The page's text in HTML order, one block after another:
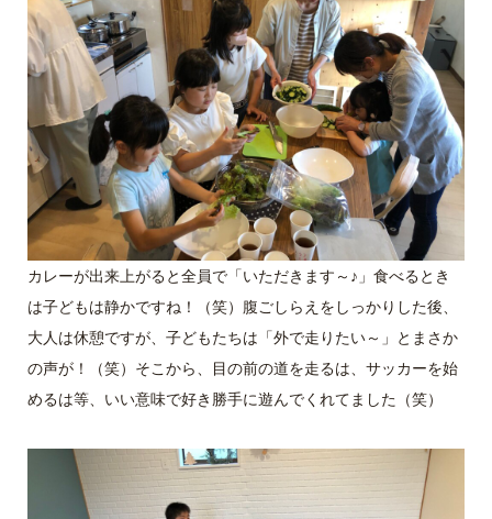
カレーが出来上がると全員で「いただきます～♪」食べるとき
は子どもは静かですね！（笑）腹ごしらえをしっかりした後、
大人は休憩ですが、子どもたちは「外で走りたい～」とまさか
の声が！（笑）そこから、目の前の道を走るは、サッカーを始
めるは等、いい意味で好き勝手に遊んでくれてました（笑）